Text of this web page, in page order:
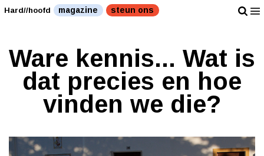
Hard//hoofd magazine steun ons
Ware kennis... Wat is
dat precies en hoe
vinden we die?